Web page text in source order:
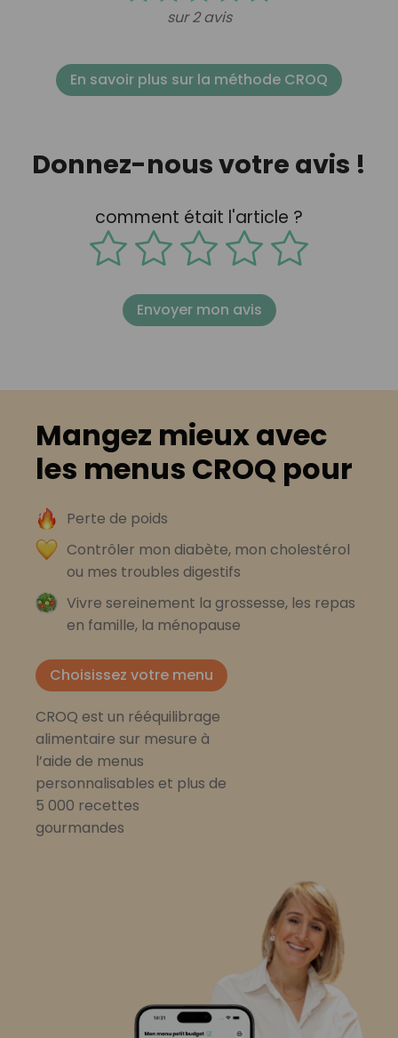
sur 2 avis
En savoir plus sur la méthode CROQ
Donnez-nous votre avis !
comment était l'article ?
Envoyer mon avis
Mangez mieux avec
les menus CROQ pour
Perte de poids
Contrôler mon diabète, mon cholestérol
ou mes troubles digestifs
Vivre sereinement la grossesse, les repas
en famille, la ménopause
Choisissez votre menu
CROQ est un rééquilibrage
alimentaire sur mesure à
l’aide de menus
personnalisables et plus de
5 000 recettes
gourmandes